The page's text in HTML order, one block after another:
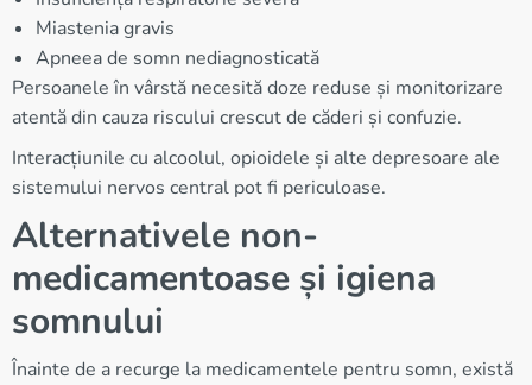
Miastenia gravis
Apneea de somn nediagnosticată
Persoanele în vârstă necesită doze reduse și monitorizare
atentă din cauza riscului crescut de căderi și confuzie.
Interacțiunile cu alcoolul, opioidele și alte depresoare ale
sistemului nervos central pot fi periculoase.
Alternativele non-
medicamentoase și igiena
somnului
Înainte de a recurge la medicamentele pentru somn, există